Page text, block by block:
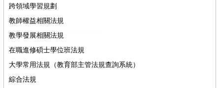
跨領域學習規劃
教師權益相關法規
教學發展相關法規
在職進修碩士學位班法規
大學常用法規（教育部主管法規查詢系統）
綜合法規